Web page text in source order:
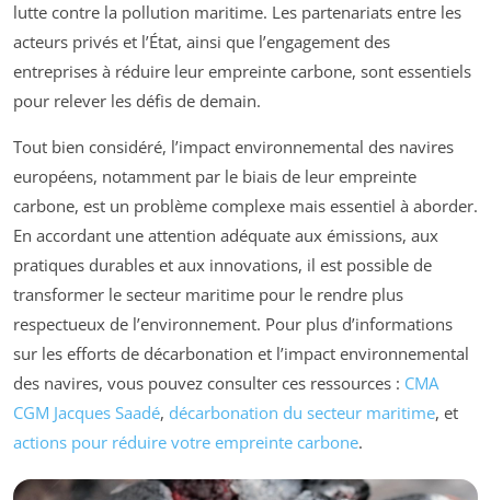
lutte contre la pollution maritime. Les partenariats entre les
acteurs privés et l’État, ainsi que l’engagement des
entreprises à réduire leur empreinte carbone, sont essentiels
pour relever les défis de demain.
Tout bien considéré, l’impact environnemental des navires
européens, notamment par le biais de leur empreinte
carbone, est un problème complexe mais essentiel à aborder.
En accordant une attention adéquate aux émissions, aux
pratiques durables et aux innovations, il est possible de
transformer le secteur maritime pour le rendre plus
respectueux de l’environnement. Pour plus d’informations
sur les efforts de décarbonation et l’impact environnemental
des navires, vous pouvez consulter ces ressources : CMA
CGM Jacques Saadé, décarbonation du secteur maritime, et
actions pour réduire votre empreinte carbone.